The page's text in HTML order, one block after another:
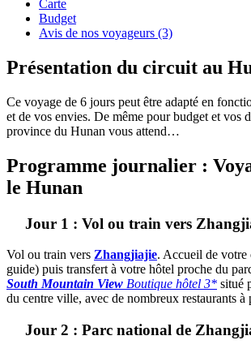
Carte
Budget
Avis de nos voyageurs (3)
Présentation du circuit au
Ce voyage de 6 jours peut être adapté en
et de vos envies. De même pour budget et vos
province du Hunan vous attend…
Programme journalier :
le Hunan
Jour 1 : Vol ou train vers
Vol ou train vers Zhangjiajie. Accueil de votre
guide) puis transfert à votre hôtel proche du
South Mountain View Boutique hôtel 3* situé
du centre ville, avec de nombreux restaurants à
Jour 2 : Parc national de